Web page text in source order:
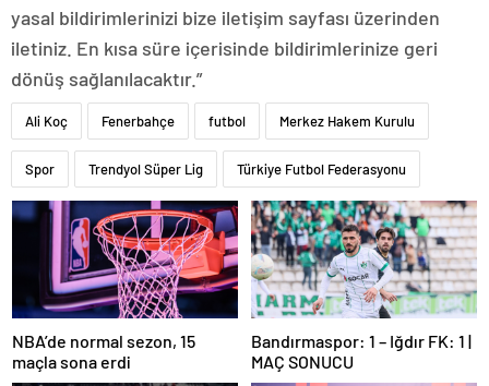
yasal bildirimlerinizi bize iletişim sayfası üzerinden
iletiniz. En kısa süre içerisinde bildirimlerinize geri
dönüş sağlanılacaktır.”
Ali Koç Fenerbahçe futbol Merkez Hakem Kurulu
Spor Trendyol Süper Lig Türkiye Futbol Federasyonu
NBA’de normal sezon, 15
maçla sona erdi
Bandırmaspor: 1 – Iğdır FK: 1 |
MAÇ SONUCU